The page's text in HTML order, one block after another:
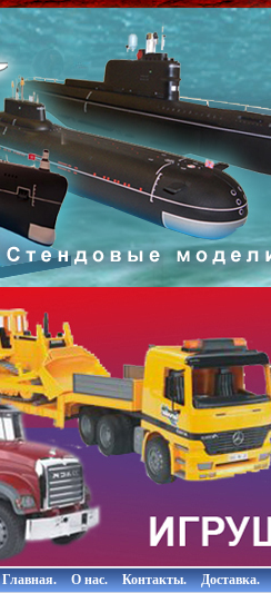
Главная. О нас. Контакты. Доставка.